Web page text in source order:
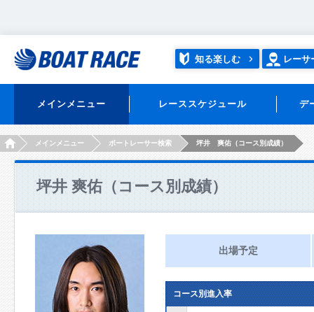
知る楽しむ レーサ
メインメニュー レーススケジュール デ
HOMEメインメニュー ボートレーサー検索 坪井 爽佑（コース別成績）
坪井 爽佑（コース別成績）
出場予定
コース別進入率